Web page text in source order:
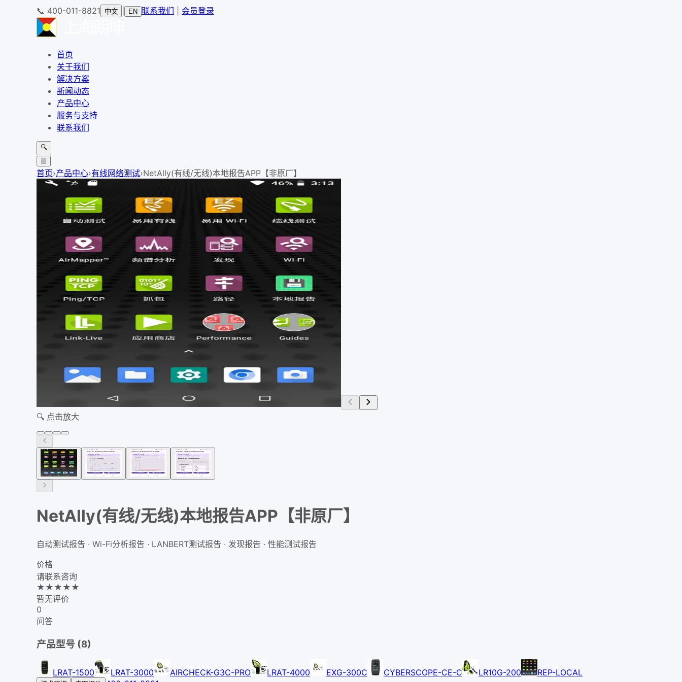
📞 400-011-8821 中文 EN 联系我们 会员登录
首页
关于我们
解决方案
新闻动态
产品中心
服务与支持
联系我们
🔍
☰
首页›产品中心›有线网络测试›NetAlly(有线/无线)本地报告APP【非原厂】
🔍 点击放大
NetAlly(有线/无线)本地报告APP【非原厂】
自动测试报告 · Wi-Fi分析报告 · LANBERT测试报告 · 发现报告 · 性能测试报告
价格
请联系咨询
★ ★ ★ ★ ★
暂无评价
0
问答
产品型号 (8)
LRAT-1500 LRAT-3000 AIRCHECK-G3C-PRO LRAT-4000 EXG-300C CYBERSCOPE-CE-C LR10G-200 REP-LOCAL